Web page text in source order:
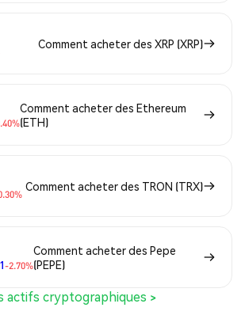
Comment acheter des XRP (XRP)
Comment acheter des Ethereum
(ETH)
Comment acheter des TRON (TRX)
-2.70%
Comment acheter des Pepe
(PEPE)
actifs cryptographiques >